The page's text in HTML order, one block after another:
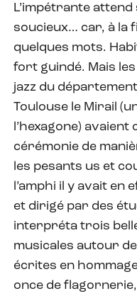
L’impétrante
soucieux… car, à la
quelques mots.
fort guindé. Mais
jazz du
Toulouse le Mirail
l’hexagone)
cérémonie de
les pesants us et
l’amphi il y avait en
et dirigé par des
interpréta trois
musicales autour
écrites en
once de